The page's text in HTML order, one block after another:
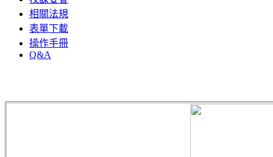
相關法規
表單下載
操作手冊
Q&A